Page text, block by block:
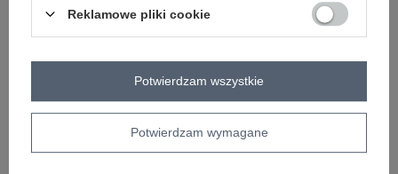
Masz pytanie? Chętnie pomożemy.
Zadzwoń+48 601 547 740 Zadaj pytanie
skład materiału : 100% poliester
Reklamowe pliki cookie
Potwierdzam wymagane
Potwierdzam wszystkie